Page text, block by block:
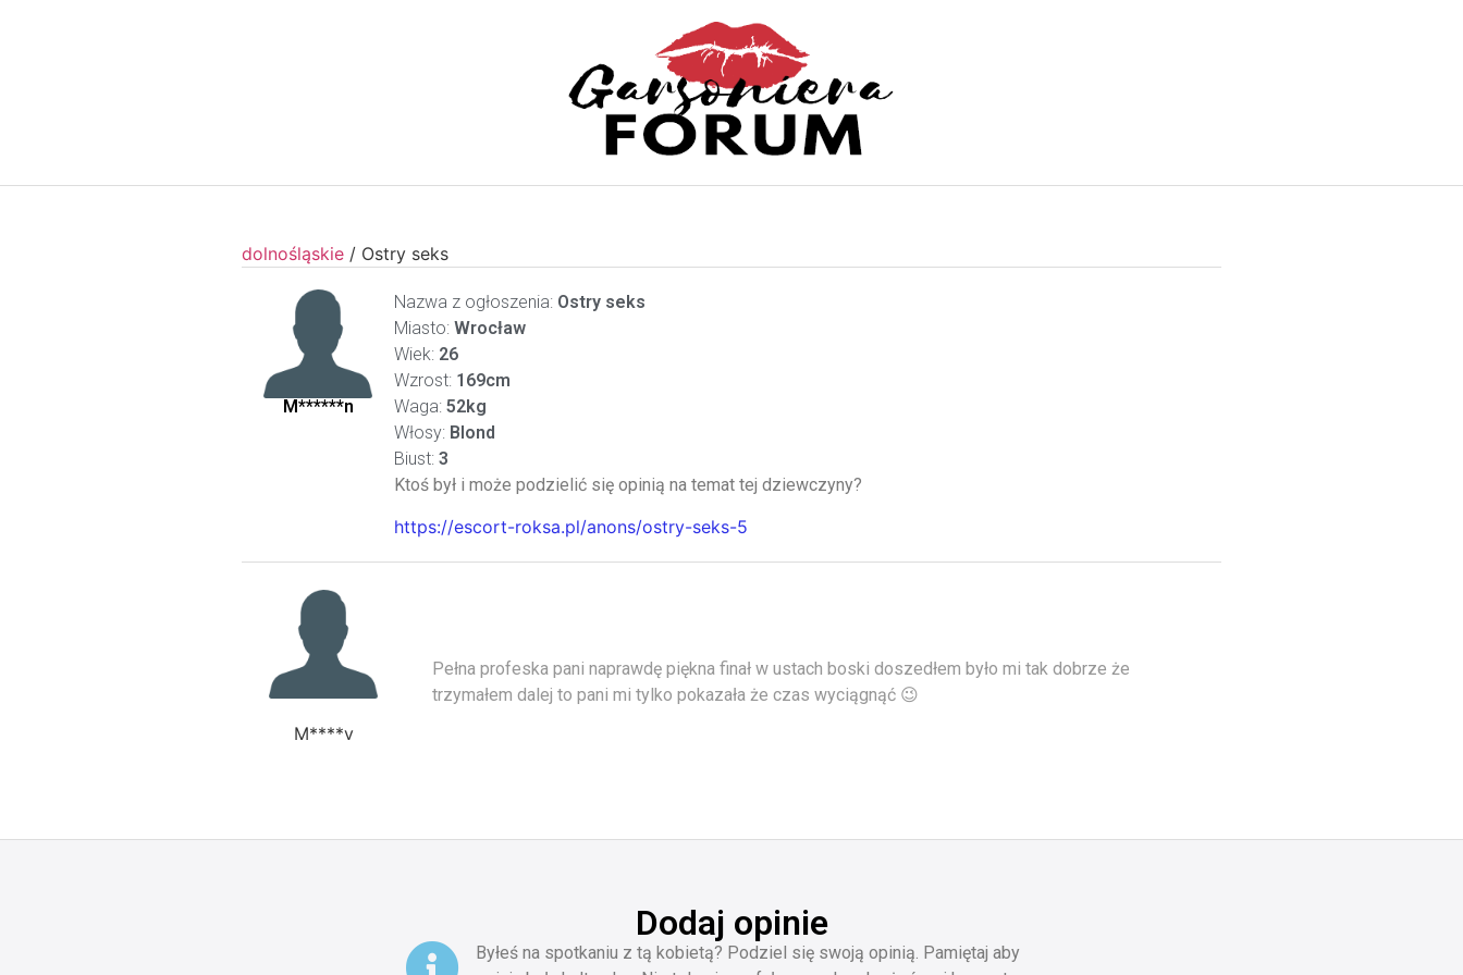
dolnośląskie / Ostry seks
M******n
Nazwa z ogłoszenia: Ostry seks
Miasto: Wrocław
Wiek: 26
Wzrost: 169cm
Waga: 52kg
Włosy: Blond
Biust: 3
Ktoś był i może podzielić się opinią na temat tej dziewczyny?
https://escort-roksa.pl/anons/ostry-seks-5
M****v
Pełna profeska pani naprawdę piękna finał w ustach boski doszedłem było mi tak dobrze że
trzymałem dalej to pani mi tylko pokazała że czas wyciągnąć 😉
Dodaj opinie
Byłeś na spotkaniu z tą kobietą? Podziel się swoją opinią. Pamiętaj aby